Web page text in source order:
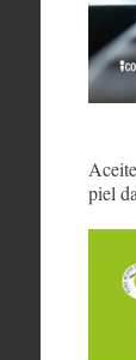
piel